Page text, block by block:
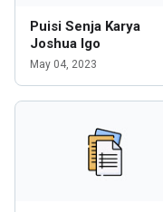
Puisi Senja Karya
Joshua Igo
May 04, 2023